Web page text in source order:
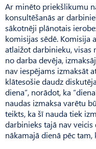
Ar minēto priekšlikumu
konsultēšanās ar
sākotnēji plānotais
komisijas sēdē. Komisija
atlaižot darbinieku, visas
no darba devēja,
nav iespējams izmaksāt
klātesošie daudz
diena”, norādot, ka
naudas izmaksa varētu
teikts, ka šī nauda tiek
darbinieks tajā nav
nākamajā dienā pēc